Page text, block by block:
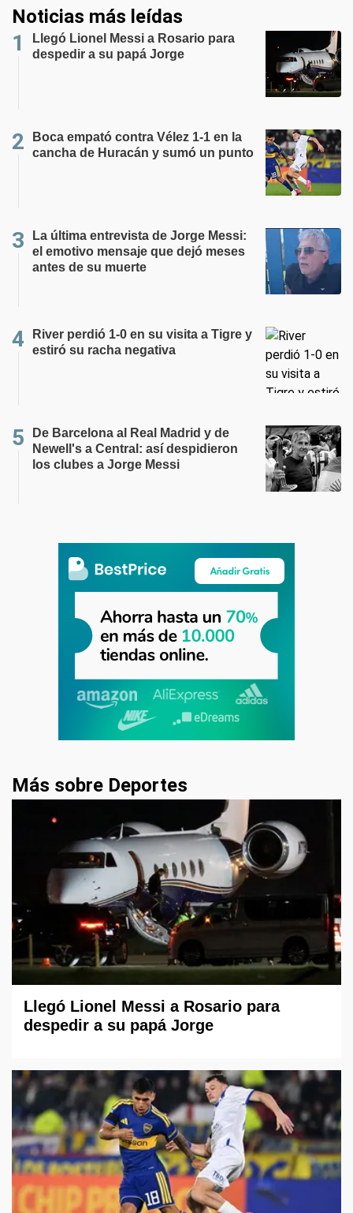
Noticias más leídas
Llegó Lionel Messi a Rosario para
despedir a su papá Jorge
Boca empató contra Vélez 1-1 en la
cancha de Huracán y sumó un punto
La última entrevista de Jorge Messi:
el emotivo mensaje que dejó meses
antes de su muerte
River perdió 1-0 en su visita a Tigre y
estiró su racha negativa
De Barcelona al Real Madrid y de
Newell's a Central: así despidieron
los clubes a Jorge Messi
Más sobre Deportes
Llegó Lionel Messi a Rosario para
despedir a su papá Jorge